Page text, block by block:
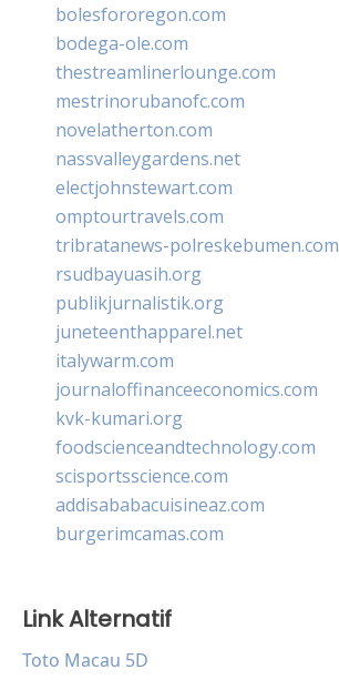
bolesfororegon.com
bodega-ole.com
thestreamlinerlounge.com
mestrinorubanofc.com
novelatherton.com
nassvalleygardens.net
electjohnstewart.com
omptourtravels.com
tribratanews-polreskebumen.com
rsudbayuasih.org
publikjurnalistik.org
juneteenthapparel.net
italywarm.com
journaloffinanceeconomics.com
kvk-kumari.org
foodscienceandtechnology.com
scisportsscience.com
addisababacuisineaz.com
burgerimcamas.com
Link Alternatif
Toto Macau 5D